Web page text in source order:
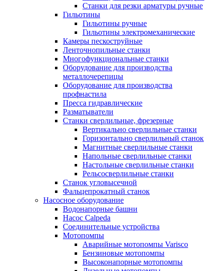
Станки для резки арматуры ручные
Гильотины
Гильотины ручные
Гильотины электромеханические
Камеры пескоструйные
Ленточнопильные станки
Многофункциональные станки
Оборудование для производства
металлочерепицы
Оборудование для производства
профнастила
Пресса гидравлические
Разматыватели
Станки сверлильные, фрезерные
Вертикально сверлильные станки
Горизонтально сверлильный станок
Магнитные сверлильные станки
Напольные сверлильные станки
Настольные сверлильные станки
Рельсосверлильные станки
Станок угловысечной
Фальцепрокатный станок
Насосное оборудование
Водонапорные башни
Насос Calpeda
Соединительные устройства
Мотопомпы
Аварийные мотопомпы Varisco
Бензиновые мотопомпы
Высоконапорные мотопомпы